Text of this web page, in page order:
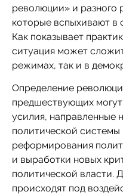
революции» и разного
которые вспыхивают в
Как показывает
ситуация может
режимах, так и в
Определение
предшествующих
усилия, направленные
политической
реформирования
и выработки новых
политической власти.
происходят под